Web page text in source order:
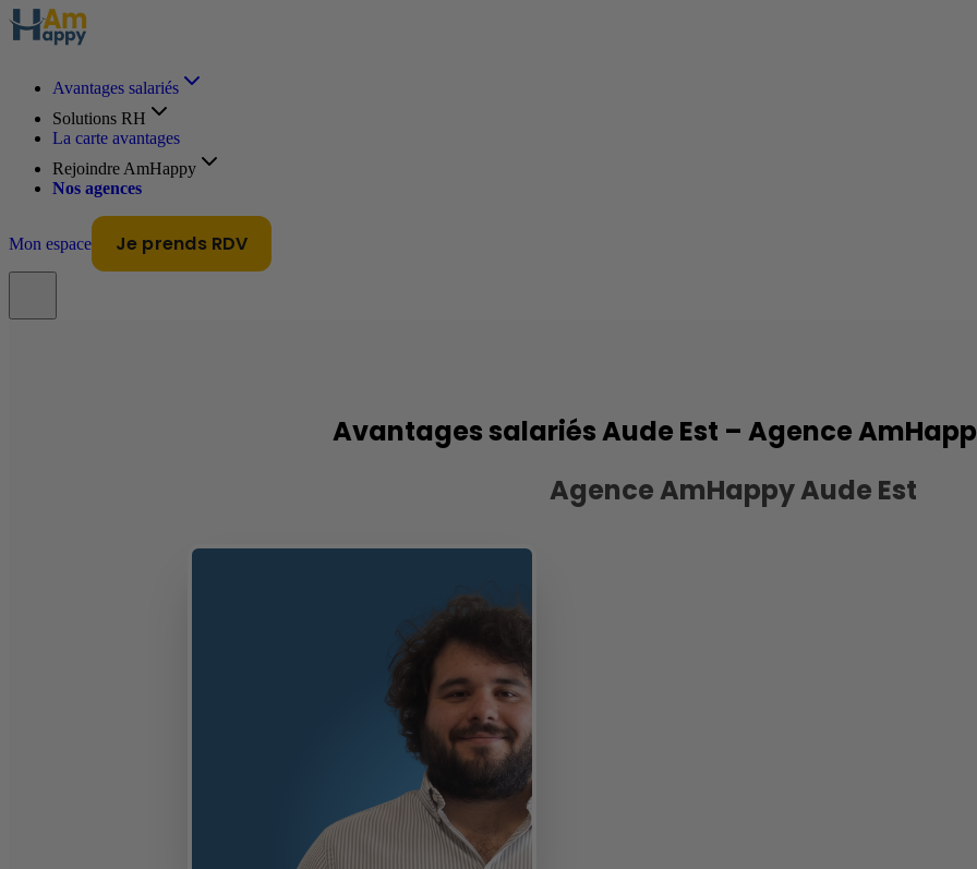
Avantages salariés
Solutions RH
La carte avantages
Rejoindre AmHappy
Nos agences
Mon espace Je prends RDV
Avantages salariés Aude Est – Agence
Agence AmHappy Aude Est